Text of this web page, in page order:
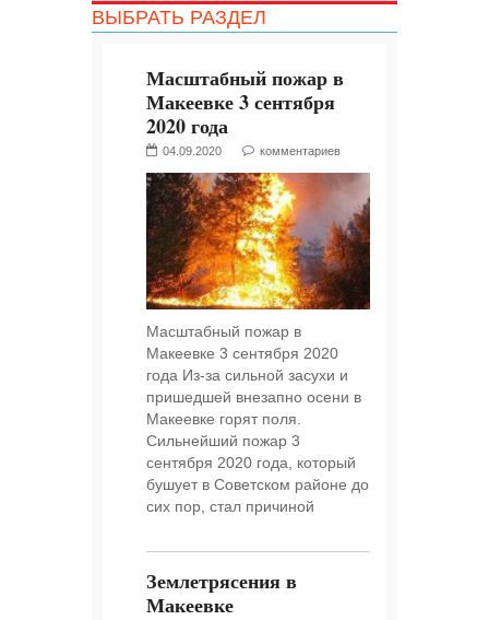
ВЫБРАТЬ РАЗДЕЛ
Масштабный пожар в
Макеевке 3 сентября
2020 года
04.09.2020 комментариев
Масштабный пожар в
Макеевке 3 сентября 2020
года Из-за сильной засухи и
пришедшей внезапно осени в
Макеевке горят поля.
Сильнейший пожар 3
сентября 2020 года, который
бушует в Советском районе до
сих пор, стал причиной
Землетрясения в
Макеевке